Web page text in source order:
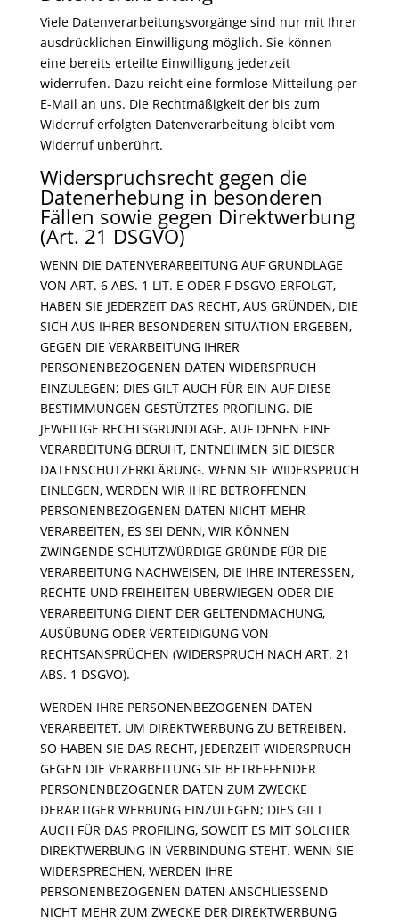
Viele Datenverarbeitungsvorgänge sind nur mit Ihrer
ausdrücklichen Einwilligung möglich. Sie können
eine bereits erteilte Einwilligung jederzeit
widerrufen. Dazu reicht eine formlose Mitteilung per
E-Mail an uns. Die Rechtmäßigkeit der bis zum
Widerruf erfolgten Datenverarbeitung bleibt vom
Widerruf unberührt.
Widerspruchsrecht gegen die
Datenerhebung in besonderen
Fällen sowie gegen Direktwerbung
(Art. 21 DSGVO)
WENN DIE DATENVERARBEITUNG AUF GRUNDLAGE
VON ART. 6 ABS. 1 LIT. E ODER F DSGVO ERFOLGT,
HABEN SIE JEDERZEIT DAS RECHT, AUS GRÜNDEN, DIE
SICH AUS IHRER BESONDEREN SITUATION ERGEBEN,
GEGEN DIE VERARBEITUNG IHRER
PERSONENBEZOGENEN DATEN WIDERSPRUCH
EINZULEGEN; DIES GILT AUCH FÜR EIN AUF DIESE
BESTIMMUNGEN GESTÜTZTES PROFILING. DIE
JEWEILIGE RECHTSGRUNDLAGE, AUF DENEN EINE
VERARBEITUNG BERUHT, ENTNEHMEN SIE DIESER
DATENSCHUTZERKLÄRUNG. WENN SIE WIDERSPRUCH
EINLEGEN, WERDEN WIR IHRE BETROFFENEN
PERSONENBEZOGENEN DATEN NICHT MEHR
VERARBEITEN, ES SEI DENN, WIR KÖNNEN
ZWINGENDE SCHUTZWÜRDIGE GRÜNDE FÜR DIE
VERARBEITUNG NACHWEISEN, DIE IHRE INTERESSEN,
RECHTE UND FREIHEITEN ÜBERWIEGEN ODER DIE
VERARBEITUNG DIENT DER GELTENDMACHUNG,
AUSÜBUNG ODER VERTEIDIGUNG VON
RECHTSANSPRÜCHEN (WIDERSPRUCH NACH ART. 21
ABS. 1 DSGVO).
WERDEN IHRE PERSONENBEZOGENEN DATEN
VERARBEITET, UM DIREKTWERBUNG ZU BETREIBEN,
SO HABEN SIE DAS RECHT, JEDERZEIT WIDERSPRUCH
GEGEN DIE VERARBEITUNG SIE BETREFFENDER
PERSONENBEZOGENER DATEN ZUM ZWECKE
DERARTIGER WERBUNG EINZULEGEN; DIES GILT
AUCH FÜR DAS PROFILING, SOWEIT ES MIT SOLCHER
DIREKTWERBUNG IN VERBINDUNG STEHT. WENN SIE
WIDERSPRECHEN, WERDEN IHRE
PERSONENBEZOGENEN DATEN ANSCHLIESSEND
NICHT MEHR ZUM ZWECKE DER DIREKTWERBUNG